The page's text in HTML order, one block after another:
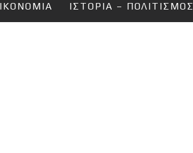
ΙΣΤΟΡΙΑ – ΠΟΛΙΤΙΣΜΟΣ